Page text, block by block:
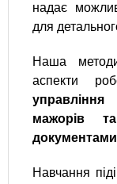
надає
для
Наша
аспекти
мажорів
документами
Навчання